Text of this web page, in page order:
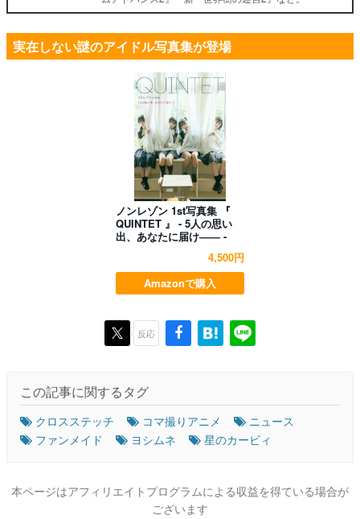
実在しない謎のアイドル写真集が登場
ノンレゾン 1st写真集 『
QUINTET 』 - 5人の思い
出、あなたに届け―― -
4,500円
Amazonで購入
反応
この記事に関するタグ
クロスステッチ コマ撮りアニメ
ニュース
ファンメイド
ヨシムネ 星のカービィ
本ページはアフィリエイトプログラムによる収益を得ている場合が
ございます